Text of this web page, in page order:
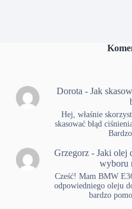
Dorota -Jak
Hej, właśnie
skasować błąd
Grzegorz- Jaki olej
wyboru
Cześć! Mam BMW
odpowiedniego oleju
bardzo